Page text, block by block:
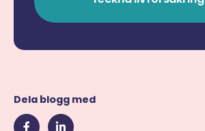
Dela blogg med